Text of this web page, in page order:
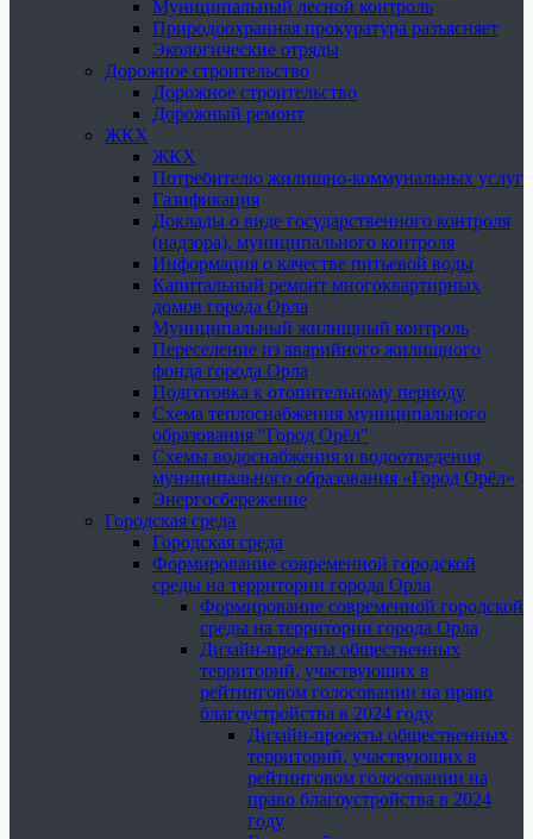
Муниципальный лесной контроль
Природоохранная прокуратура разъясняет
Экологические отряды
Дорожное строительство
Дорожное строительство
Дорожный ремонт
ЖКХ
ЖКХ
Потребителю жилищно-коммунальных услуг
Газификация
Доклады о виде государственного контроля
(надзора), муниципального контроля
Информация о качестве питьевой воды
Капитальный ремонт многоквартирных
домов города Орла
Муниципальный жилищный контроль
Переселение из аварийного жилищного
фонда города Орла
Подготовка к отопительному периоду
Схема теплоснабжения муниципального
образования "Город Орёл"
Схемы водоснабжения и водоотведения
муниципального образования «Город Орёл»
Энергосбережение
Городская среда
Городская среда
Формирование современной городской
среды на территории города Орла
Формирование современной городской
среды на территории города Орла
Дизайн-проекты общественных
территорий, участвующих в
рейтинговом голосовании на право
благоустройства в 2024 году
Дизайн-проекты общественных
территорий, участвующих в
рейтинговом голосовании на
право благоустройства в 2024
году